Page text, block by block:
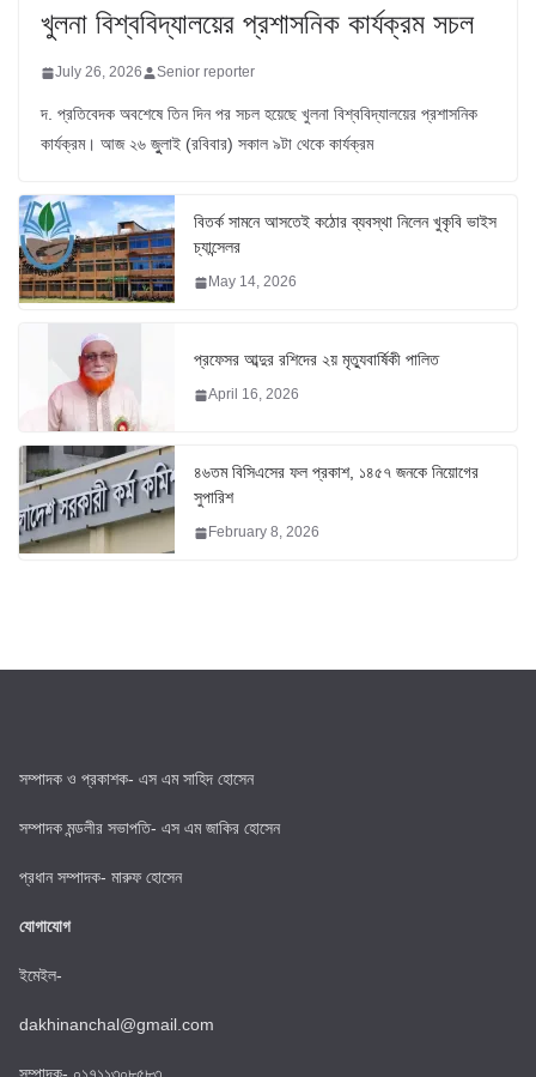
খুলনা বিশ্ববিদ্যালয়ের প্রশাসনিক কার্যক্রম সচল
July 26, 2026 Senior reporter
দ. প্রতিবেদক অবশেষে তিন দিন পর সচল হয়েছে খুলনা বিশ্ববিদ্যালয়ের প্রশাসনিক
কার্যক্রম। আজ ২৬ জুুলাই (রবিবার) সকাল ৯টা থেকে কার্যক্রম
বিতর্ক সামনে আসতেই কঠোর ব্যবস্থা নিলেন খুকৃবি ভাইস
চ্যান্সেলর
May 14, 2026
প্রফেসর আব্দুর রশিদের ২য় মৃত্যুবার্ষিকী পালিত
April 16, 2026
৪৬তম বিসিএসের ফল প্রকাশ, ১৪৫৭ জনকে নিয়োগের
সুপারিশ
February 8, 2026
সম্পাদক ও প্রকাশক- এস এম সাহিদ হোসেন
সম্পাদক মন্ডলীর সভাপতি- এস এম জাকির হোসেন
প্রধান সম্পাদক- মারুফ হোসেন
যোগাযোগ
ইমেইল-
dakhinanchal@gmail.com